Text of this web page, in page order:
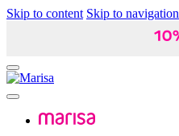
Skip to content Skip to navigation